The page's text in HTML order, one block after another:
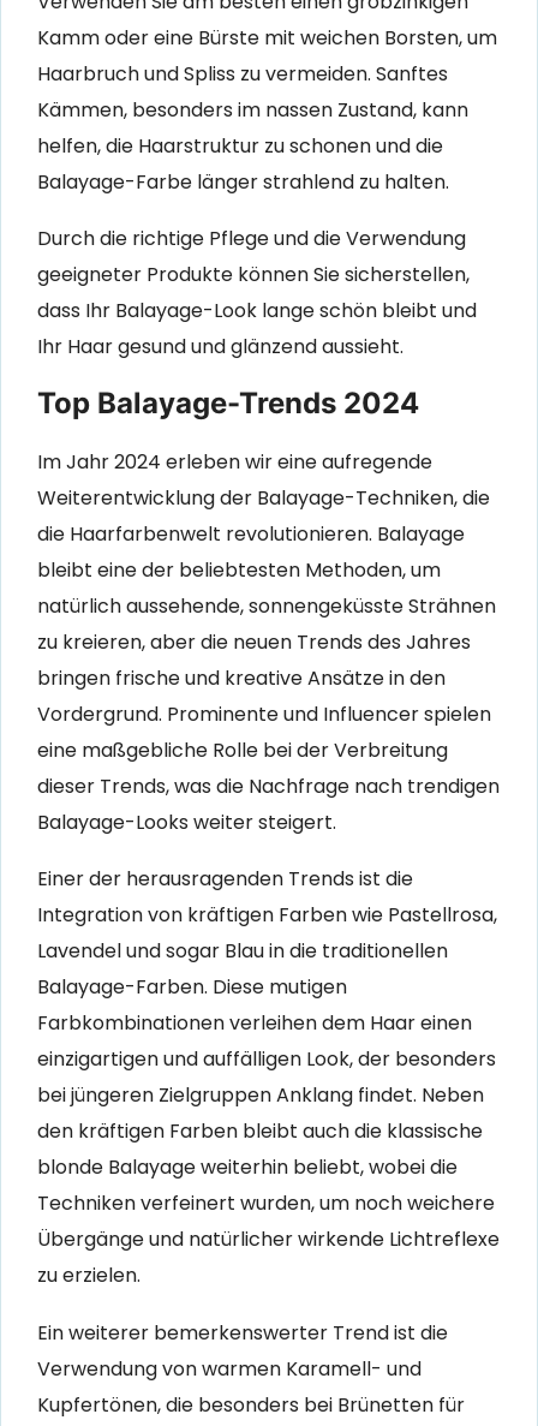
Kamm oder eine Bürste mit weichen Borsten, um
Haarbruch und Spliss zu vermeiden. Sanftes
Kämmen, besonders im nassen Zustand, kann
helfen, die Haarstruktur zu schonen und die
Balayage-Farbe länger strahlend zu halten.
Durch die richtige Pflege und die Verwendung
geeigneter Produkte können Sie sicherstellen,
dass Ihr Balayage-Look lange schön bleibt und
Ihr Haar gesund und glänzend aussieht.
Top Balayage-Trends 2024
Im Jahr 2024 erleben wir eine aufregende
Weiterentwicklung der Balayage-Techniken, die
die Haarfarbenwelt revolutionieren. Balayage
bleibt eine der beliebtesten Methoden, um
natürlich aussehende, sonnengeküsste Strähnen
zu kreieren, aber die neuen Trends des Jahres
bringen frische und kreative Ansätze in den
Vordergrund. Prominente und Influencer spielen
eine maßgebliche Rolle bei der Verbreitung
dieser Trends, was die Nachfrage nach trendigen
Balayage-Looks weiter steigert.
Einer der herausragenden Trends ist die
Integration von kräftigen Farben wie Pastellrosa,
Lavendel und sogar Blau in die traditionellen
Balayage-Farben. Diese mutigen
Farbkombinationen verleihen dem Haar einen
einzigartigen und auffälligen Look, der besonders
bei jüngeren Zielgruppen Anklang findet. Neben
den kräftigen Farben bleibt auch die klassische
blonde Balayage weiterhin beliebt, wobei die
Techniken verfeinert wurden, um noch weichere
Übergänge und natürlicher wirkende Lichtreflexe
zu erzielen.
Ein weiterer bemerkenswerter Trend ist die
Verwendung von warmen Karamell- und
Kupfertönen, die besonders bei Brünetten für